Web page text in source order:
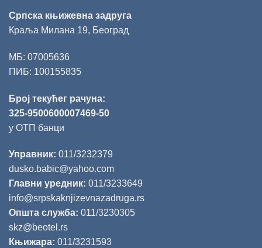
Српска књижевна задруга
Краља Милана 19, Београд
МБ: 07005636
ПИБ: 100155835
Број текућег рачуна:
325-9500600007469-50
у ОТП банци
Управник: 011/3232379
dusko.babic@yahoo.com
Главни уредник: 011/3233649
info@srpskaknjizevnazadruga.rs
Општа служба: 011/3230305
skz@beotel.rs
Књижара: 011/3231593